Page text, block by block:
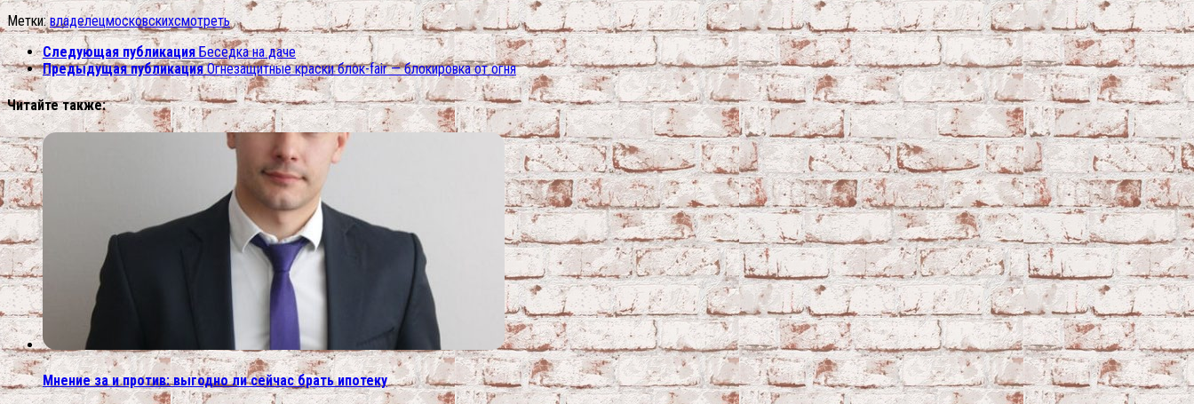
Метки: владелецмосковскихсмотреть
Следующая публикация Беседка на даче
Предыдущая публикация Огнезащитные краски блок-fair — блокировка от огня
Читайте также:
Мнение за и против: выгодно ли сейчас брать ипотеку